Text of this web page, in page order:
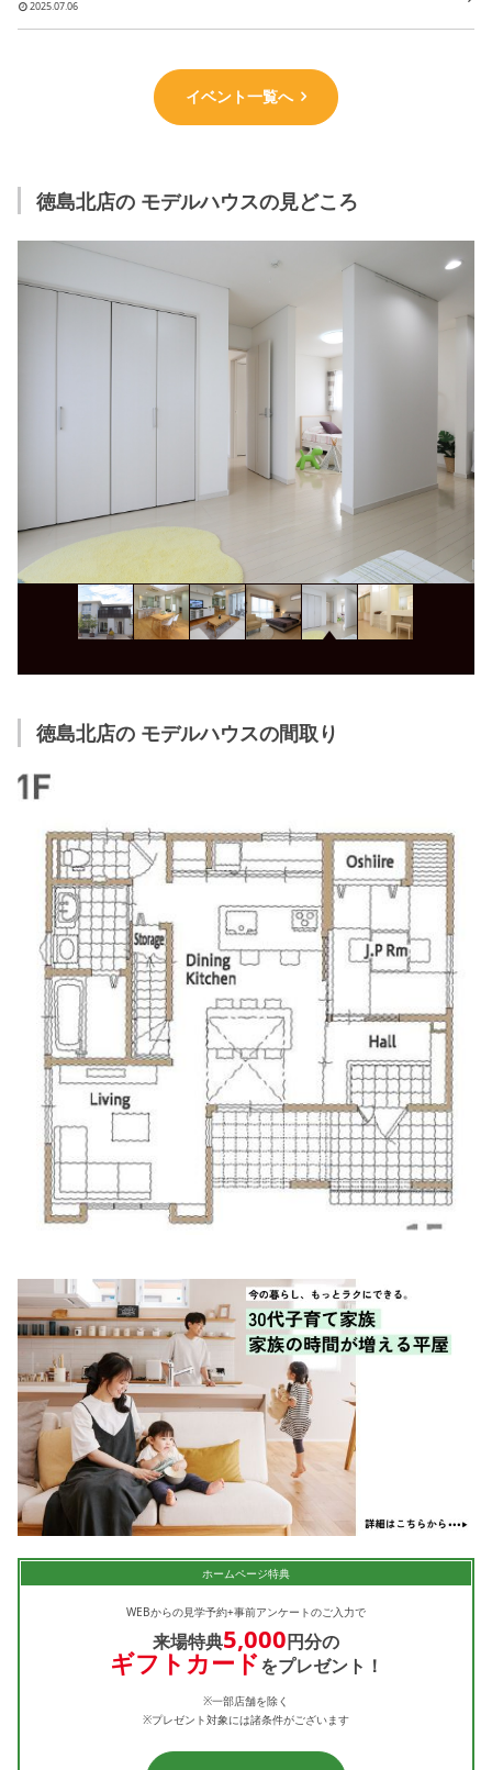
2025.07.06
イベント一覧へ
徳島北店の モデルハウスの見どころ
徳島北店の モデルハウスの間取り
ホームページ特典
WEBからの見学予約+事前アンケートのご入力で
来場特典5,000円分の
ギフトカードをプレゼント！
※一部店舗を除く
※プレゼント対象には諸条件がございます